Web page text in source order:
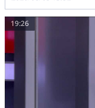
19:26